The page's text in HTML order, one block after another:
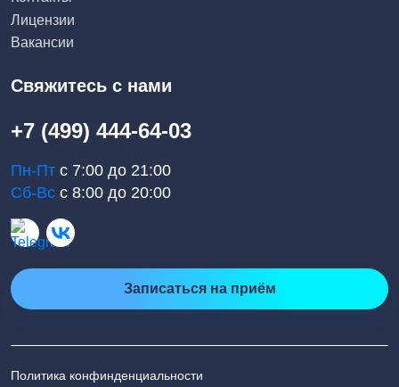
Лицензии
Вакансии
Свяжитесь с нами
+7 (499) 444-64-03
Пн-Пт с 7:00 до 21:00
Сб-Вс с 8:00 до 20:00
Записаться на приём
Политика конфинденциальности